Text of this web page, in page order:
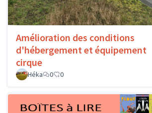
Amélioration des conditions
d'hébergement et équipement
cirque
Héka 0 0